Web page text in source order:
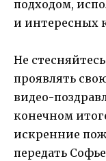
подходом,
и интересных
Не
проявлять
видео-
конечном
искренние
передать